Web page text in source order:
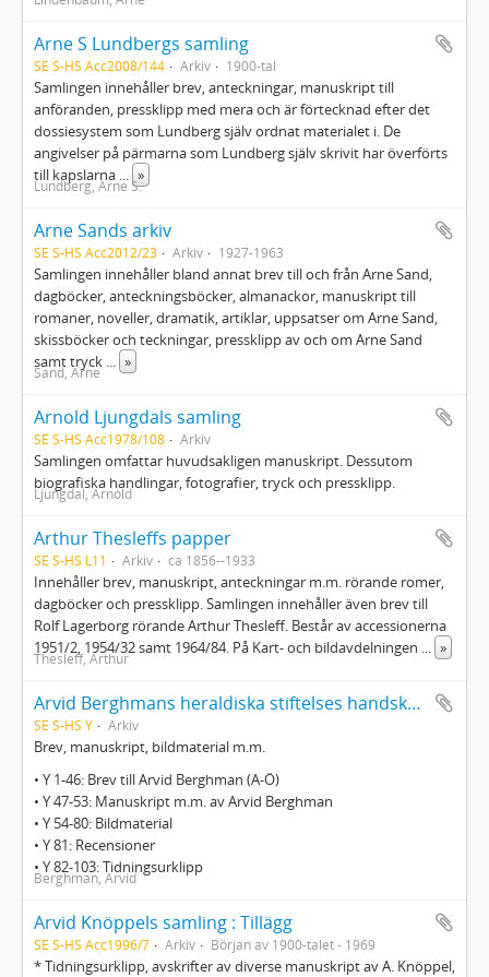
Arne S Lundbergs samling
SE S-HS Acc2008/144 Arkiv 1900-tal
Samlingen innehåller brev, anteckningar, manuskript till
anföranden, pressklipp med mera och är förtecknad efter det
dossiesystem som Lundberg själv ordnat materialet i. De
angivelser på pärmarna som Lundberg själv skrivit har överförts
till kapslarna ... »
Lundberg, Arne S.
Arne Sands arkiv
SE S-HS Acc2012/23 Arkiv 1927-1963
Samlingen innehåller bland annat brev till och från Arne Sand,
dagböcker, anteckningsböcker, almanackor, manuskript till
romaner, noveller, dramatik, artiklar, uppsatser om Arne Sand,
skissböcker och teckningar, pressklipp av och om Arne Sand
samt tryck ... »
Sand, Arne
Arnold Ljungdals samling
SE S-HS Acc1978/108 Arkiv
Samlingen omfattar huvudsakligen manuskript. Dessutom
biografiska handlingar, fotografier, tryck och pressklipp.
Ljungdal, Arnold
Arthur Thesleffs papper
SE S-HS L11 Arkiv ca 1856--1933
Innehåller brev, manuskript, anteckningar m.m. rörande romer,
dagböcker och pressklipp. Samlingen innehåller även brev till
Rolf Lagerborg rörande Arthur Thesleff. Består av accessionerna
1951/2, 1954/32 samt 1964/84. På Kart- och bildavdelningen ... »
Thesleff, Arthur
Arvid Berghmans heraldiska stiftelses handskriftssamling
SE S-HS Y Arkiv
Brev, manuskript, bildmaterial m.m.
• Y 1-46: Brev till Arvid Berghman (A-Ö)
• Y 47-53: Manuskript m.m. av Arvid Berghman
• Y 54-80: Bildmaterial
• Y 81: Recensioner
• Y 82-103: Tidningsurklipp
Berghman, Arvid
Arvid Knöppels samling : Tillägg
SE S-HS Acc1996/7 Arkiv Början av 1900-talet - 1969
* Tidningsurklipp, avskrifter av diverse manuskript av A. Knöppel,